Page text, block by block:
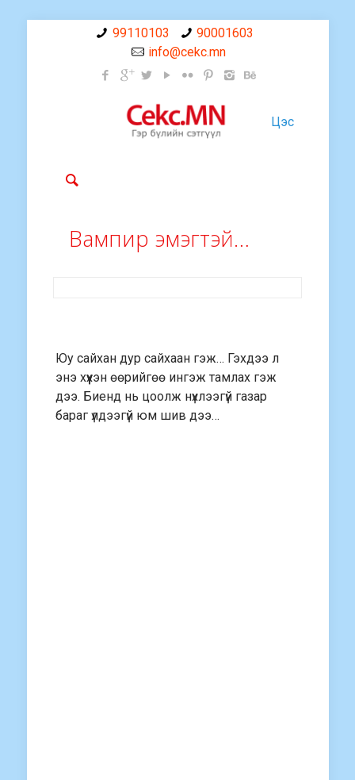
99110103
90001603
info@cekc.mn
Цэс
Вампир эмэгтэй…
Юу сайхан дур сайхаан гэж… Гэхдээ л
энэ хүүхэн өөрийгөө ингэж тамлах гэж
дээ. Биенд нь цоолж нүхлээгүй газар
бараг үлдээгүй юм шив дээ…